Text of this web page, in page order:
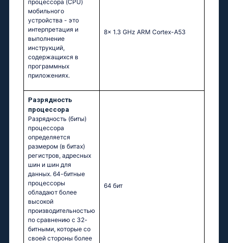
процессора (CPU)
мобильного
устройства - это
интерпретация и
выполнение
инструкций,
содержащихся в
программных
приложениях.
8x 1.3 GHz ARM Cortex-A53
Разрядность
процессора
Разрядность (биты)
процессора
определяется
размером (в битах)
регистров, адресных
шин и шин для
данных. 64-битные
процессоры
обладают более
высокой
производительностью
по сравнению с 32-
битными, которые со
своей стороны более
64 бит